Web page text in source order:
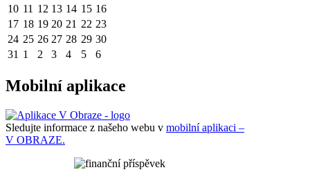
10 11 12 13 14 15 16
17 18 19 20 21 22 23
24 25 26 27 28 29 30
31 1 2 3 4 5 6
Mobilní aplikace
Sledujte informace z našeho webu v mobilní aplikaci –
V OBRAZE.